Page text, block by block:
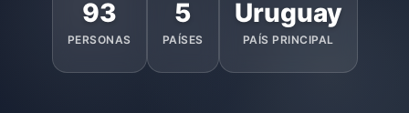
93
PERSONAS
5
PAÍSES
Uruguay
PAÍS PRINCIPAL